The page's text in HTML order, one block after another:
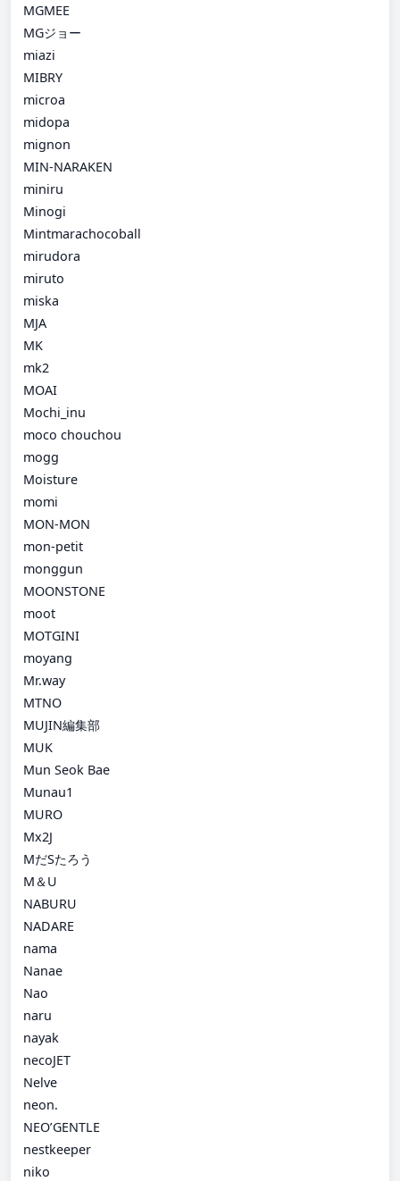
MGMEE
MGジョー
miazi
MIBRY
microa
midopa
mignon
MIN-NARAKEN
miniru
Minogi
Mintmarachocoball
mirudora
miruto
miska
MJA
MK
mk2
MOAI
Mochi_inu
moco chouchou
mogg
Moisture
momi
MON-MON
mon-petit
monggun
MOONSTONE
moot
MOTGINI
moyang
Mr.way
MTNO
MUJIN編集部
MUK
Mun Seok Bae
Munau1
MURO
Mx2J
MだSたろう
M＆U
NABURU
NADARE
nama
Nanae
Nao
naru
nayak
necoJET
Nelve
neon.
NEO’GENTLE
nestkeeper
niko